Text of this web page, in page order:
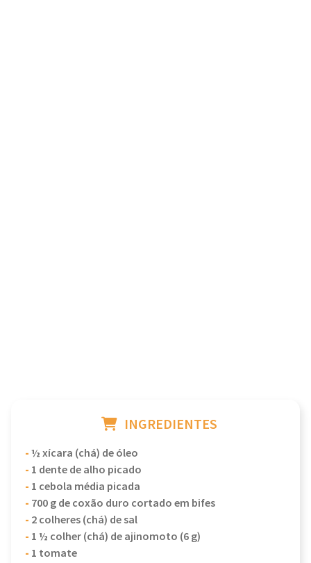
INGREDIENTES
-½ xícara (chá) de óleo
- 1 dente de alho picado
- 1 cebola média picada
- 700 g de coxão duro cortado em bifes
- 2 colheres (chá) de sal
- 1 ½ colher (chá) de ajinomoto (6 g)
- 1 tomate